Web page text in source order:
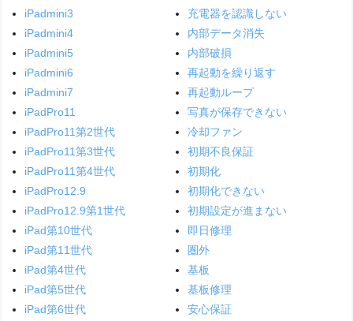
iPadmini3
iPadmini4
iPadmini5
iPadmini6
iPadmini7
iPadPro11
iPadPro11第2世代
iPadPro11第3世代
iPadPro11第4世代
iPadPro12.9
iPadPro12.9第1世代
iPad第10世代
iPad第11世代
iPad第4世代
iPad第5世代
iPad第6世代
充電器を認識しない
内部データ消失
内部破損
再起動を繰り返す
再起動ループ
写真が保存できない
冷却ファン
初期不良保証
初期化
初期化できない
初期設定が進まない
即日修理
圏外
基板
基板修理
安心保証